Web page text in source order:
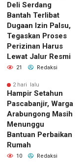
Deli Serdang
Bantah Terlibat
Dugaan Izin Palsu,
Tegaskan Proses
Perizinan Harus
Lewat Jalur Resmi
21 Redaksi
2 hari lalu
Hampir Setahun
Pascabanjir, Warga
Arabungong Masih
Menunggu
Bantuan Perbaikan
Rumah
10 Redaksi